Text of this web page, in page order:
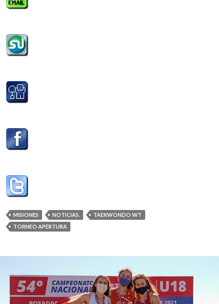
MISIONES NOTICIAS.
TAEKWONDO WT
TORNEO APERTURA